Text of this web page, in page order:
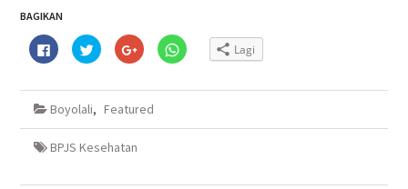
BAGIKAN
Klik
untuk
membagikan
Facebook(Membuka
jendela
baru)
Klik
untuk
berbagi
Twitter(Membuka
jendela
baru)
Klik
untuk
berbagi
Google+
di
yang
Klik
untuk
WhatsApp(Membuka
baru)
Lagi
Boyolali, Featured
BPJS Kesehatan